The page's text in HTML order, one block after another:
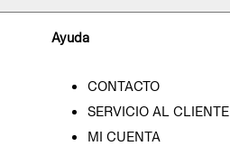
Ayuda
CONTACTO
SERVICIO AL CLIENTE
MI CUENTA